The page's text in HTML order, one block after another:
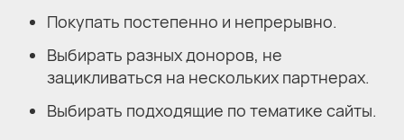
Покупать постепенно и непрерывно.
Выбирать разных доноров, не
зацикливаться на нескольких партнерах.
Выбирать подходящие по тематике сайты.